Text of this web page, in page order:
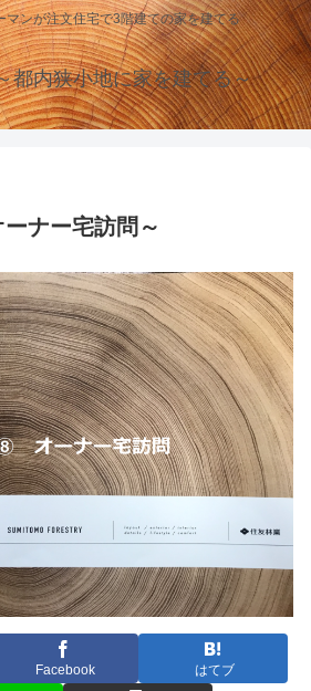
マンが注文住宅で3階建ての家を建てる
都内狭小地に家を建てる～
ナー宅訪問～
Facebook はてブ